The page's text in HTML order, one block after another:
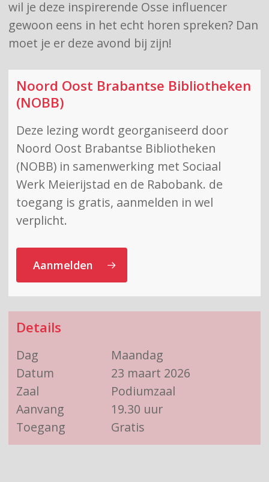
wil je deze inspirerende Osse influencer
gewoon eens in het echt horen spreken? Dan
moet je er deze avond bij zijn!
Noord Oost Brabantse Bibliotheken
(NOBB)
Deze lezing wordt georganiseerd door
Noord Oost Brabantse Bibliotheken
(NOBB) in samenwerking met Sociaal
Werk Meierijstad en de Rabobank. de
toegang is gratis, aanmelden in wel
verplicht.
Aanmelden
Details
Dag
Maandag
Datum
23 maart 2026
Zaal
Podiumzaal
Aanvang
19.30 uur
Toegang
Gratis